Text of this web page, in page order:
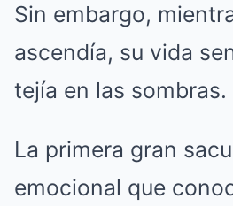
Sin embargo,
ascendía, su vida
tejía en las sombras.
La primera gran
emocional que